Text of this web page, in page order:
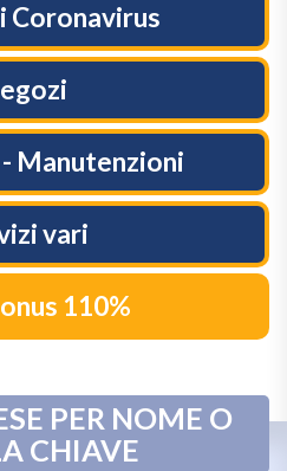
Coronavirus
Manutenzioni
vari
110%
PER NOME O
CHIAVE